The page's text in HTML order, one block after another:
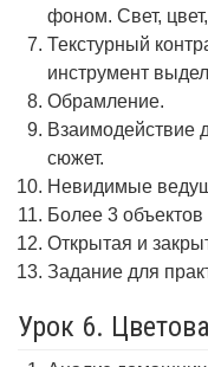
фоном. Свет,
Текстурный
инструмент
Обрамление.
Взаимодействие
сюжет.
Невидимые
Более 3
Открытая и
Задание для
Урок 6.